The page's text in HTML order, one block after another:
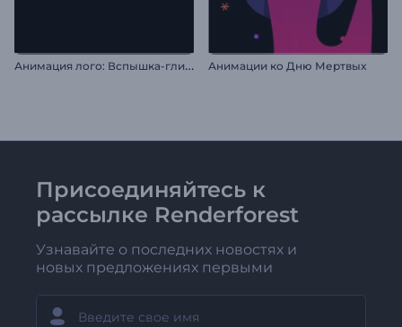
А
нимация лого: Вспышка-глитч Анимации ко Дню Мертвых
Присоединяйтесь к
рассылке Renderforest
Узнавайте о последних новостях и
новых предложениях первыми